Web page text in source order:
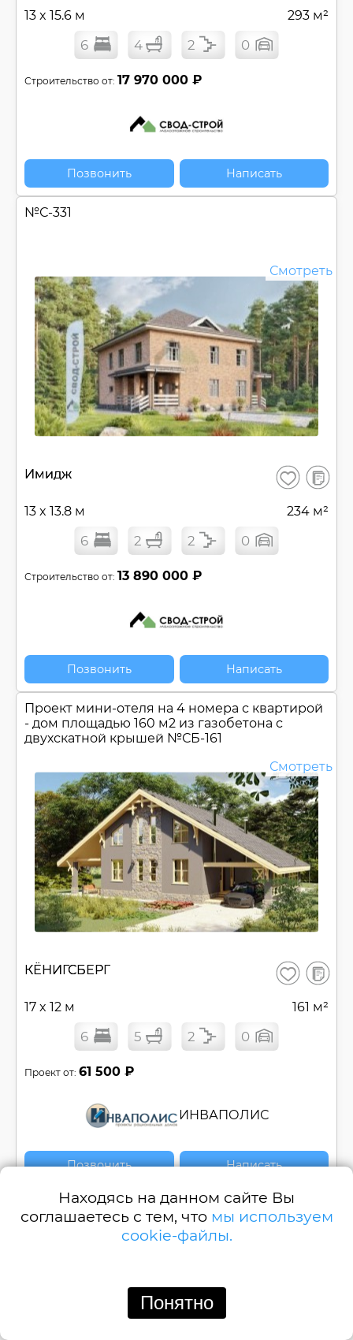
13 x 15.6 м 293 м²
6 4 2 0
Строительство от: 17 970 000 ₽
Позвонить Написать
№С-331
Смотреть
Имидж Сохранить
В
13 x 13.8 м 234 м²
6 2 2 0
Строительство от: 13 890 000 ₽
Позвонить Написать
Проект мини-отеля на 4 номера с квартирой
- дом площадью 160 м2 из газобетона с
двухскатной крышей №СБ-161
Смотреть
КЁНИГСБЕРГ Сохранить
В
17 x 12 м 161 м²
6 5 2 0
Проект от: 61 500 ₽
ИНВАПОЛИС
Позвонить Написать
С-310-1
Находясь на данном сайте Вы
соглашаетесь с тем, что мы используем
cookie-файлы.
Понятно